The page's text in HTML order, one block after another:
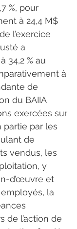
%, pour
à 24,4 M$
l’exercice
a
34,2 % au
à
de
du BAIIA
exercées sur
partie par les
de
vendus, les
y
d’œuvre et
la
de l’action de